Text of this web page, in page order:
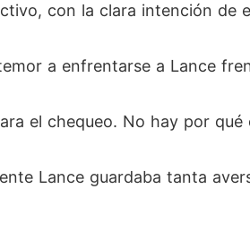
con la clara intención de
a enfrentarse a Lance
el chequeo. No hay por
Lance guardaba tanta